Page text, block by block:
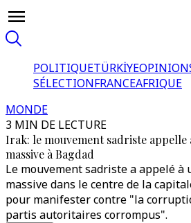
POLITIQUETÜRKİYE
SÉLECTIONFRANCEAFRIQUE
MONDE
3 MIN DE LECTURE
Irak: le mouvement sadriste appelle
massive à Bagdad
Le mouvement sadriste a appelé
massive dans le centre de la
pour manifester contre "la
partis autoritaires corrompus".